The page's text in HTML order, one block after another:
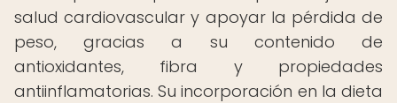
salud cardiovascular y apoyar la pérdida de
peso, gracias a su contenido de
antioxidantes, fibra y propiedades
antiinflamatorias. Su incorporación en la dieta